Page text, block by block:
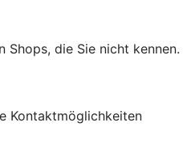
Shops, die Sie nicht kennen.
Kontaktmöglichkeiten